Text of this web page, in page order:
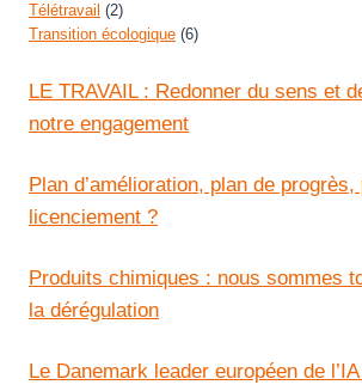
Télétravail (2)
Transition écologique (6)
LE TRAVAIL : Redonner du sens et
notre engagement
Plan d’amélioration, plan de
licenciement ?
Produits chimiques : nous sommes
la dérégulation
Le Danemark leader européen de